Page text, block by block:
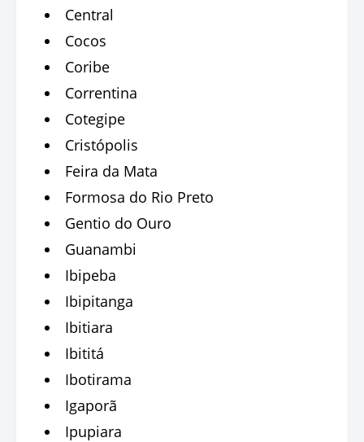
Central
Cocos
Coribe
Correntina
Cotegipe
Cristópolis
Feira da Mata
Formosa do Rio Preto
Gentio do Ouro
Guanambi
Ibipeba
Ibipitanga
Ibitiara
Ibititá
Ibotirama
Igaporã
Ipupiara